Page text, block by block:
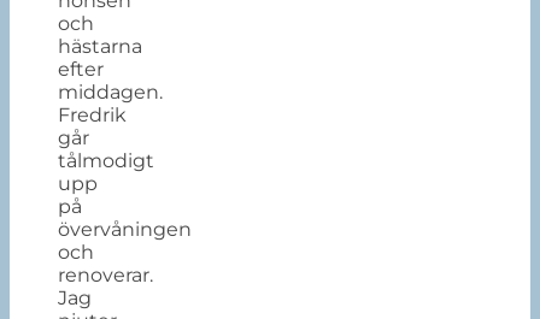
och
hästarna
efter
middagen.
Fredrik
går
tålmodigt
upp
på
övervåningen
och
renoverar.
Jag